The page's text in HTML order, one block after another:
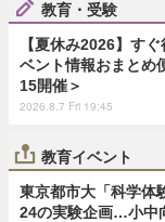
教育・受験
【夏休み2026】す
ベント情報おまとめ
15開催＞
2026.8.7 Fri 19:45
教育イベント
東京都市大「科学体
24の実験企画…小中